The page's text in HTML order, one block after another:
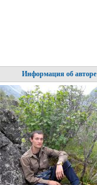
Информация об авторе